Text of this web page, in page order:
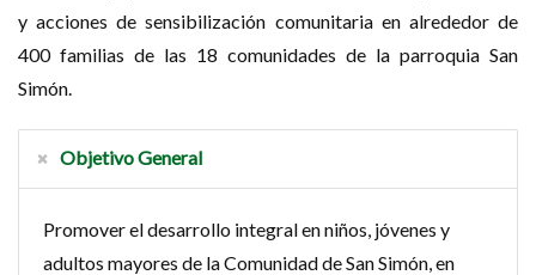
y acciones de sensibilización comunitaria en alrededor de
400 familias de las 18 comunidades de la parroquia San
Simón.
Objetivo General
Promover el desarrollo integral en niños, jóvenes y
adultos mayores de la Comunidad de San Simón, en